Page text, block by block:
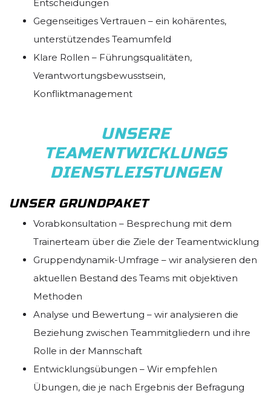
Entscheidungen
Gegenseitiges Vertrauen – ein kohärentes,
unterstützendes Teamumfeld
Klare Rollen – Führungsqualitäten,
Verantwortungsbewusstsein,
Konfliktmanagement
UNSERE
TEAMENTWICKLUNGS
DIENSTLEISTUNGEN
UNSER GRUNDPAKET
Vorabkonsultation – Besprechung mit dem
Trainerteam über die Ziele der Teamentwicklung
Gruppendynamik-Umfrage – wir analysieren den
aktuellen Bestand des Teams mit objektiven
Methoden
Analyse und Bewertung – wir analysieren die
Beziehung zwischen Teammitgliedern und ihre
Rolle in der Mannschaft
Entwicklungsübungen – Wir empfehlen
Übungen, die je nach Ergebnis der Befragung